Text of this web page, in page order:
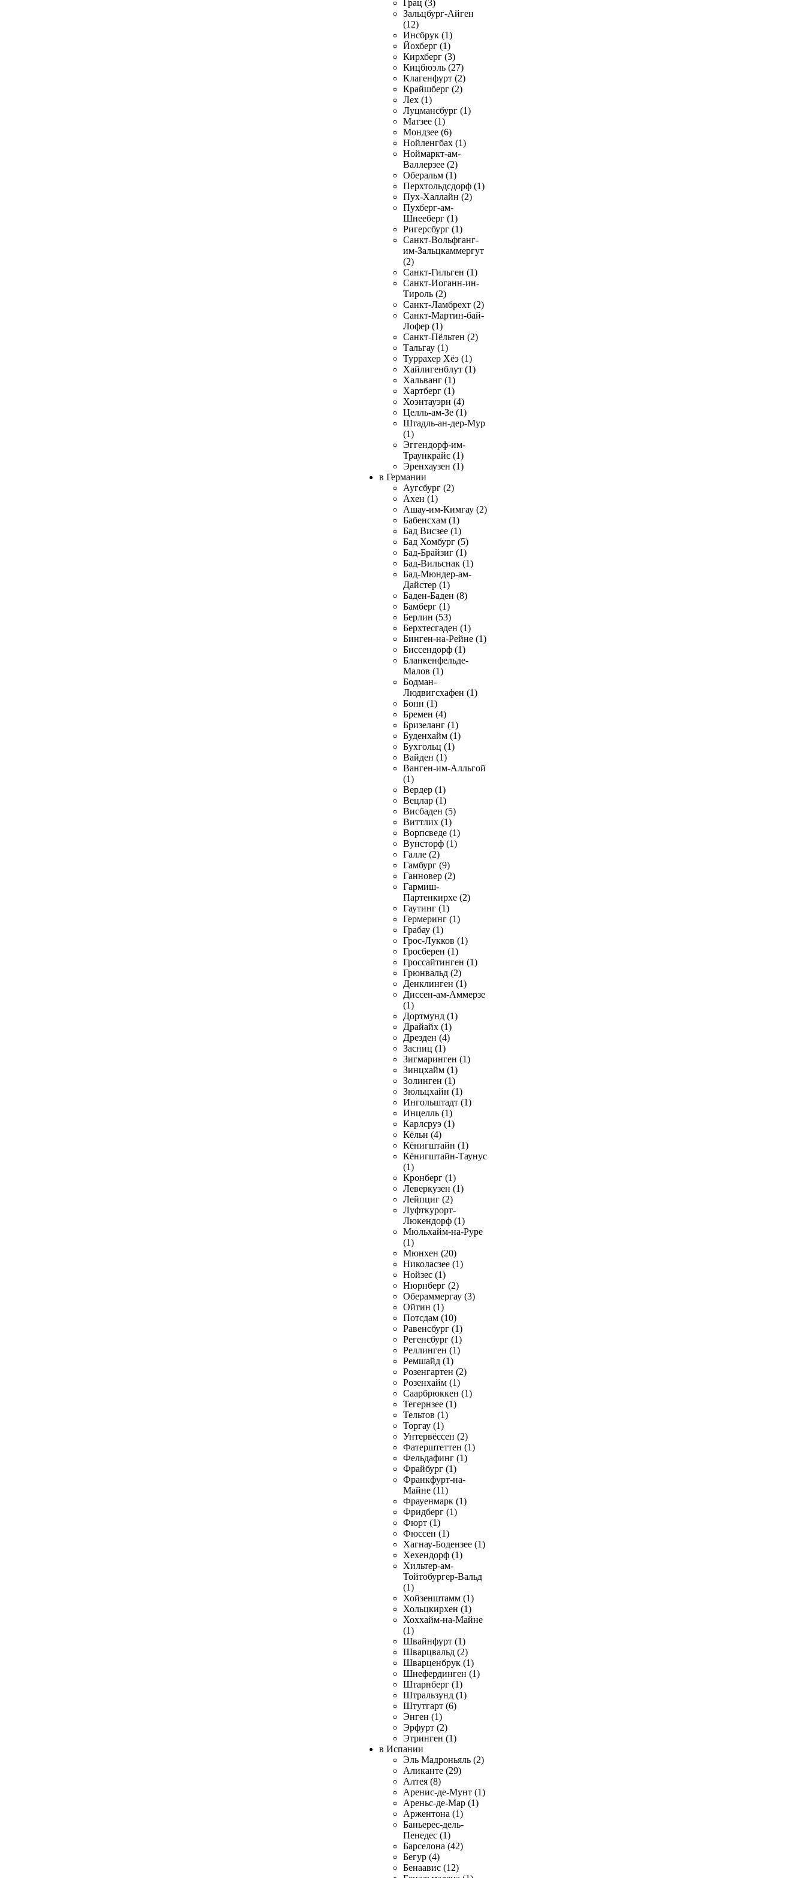
Грац (3)
Зальцбург-Айген
(12)
Инсбрук (1)
Йохберг (1)
Кирхберг (3)
Кицбюэль (27)
Клагенфурт (2)
Крайшберг (2)
Лех (1)
Луцмансбург (1)
Матзее (1)
Мондзее (6)
Нойленгбах (1)
Ноймаркт-ам-
Валлерзее (2)
Оберальм (1)
Перхтольдсдорф (1)
Пух-Халлайн (2)
Пухберг-ам-
Шнееберг (1)
Ригерсбург (1)
Санкт-Вольфганг-
им-Зальцкаммергут
(2)
Санкт-Гильген (1)
Санкт-Иоганн-ин-
Тироль (2)
Санкт-Ламбрехт (2)
Санкт-Мартин-бай-
Лофер (1)
Санкт-Пёльтен (2)
Тальгау (1)
Туррахер Хёэ (1)
Хайлигенблут (1)
Хальванг (1)
Хартберг (1)
Хоэнтауэрн (4)
Целль-ам-Зе (1)
Штадль-ан-дер-Мур
(1)
Эггендорф-им-
Траункрайс (1)
Эренхаузен (1)
в Германии
Аугсбург (2)
Ахен (1)
Ашау-им-Кимгау (2)
Бабенсхам (1)
Бад Висзее (1)
Бад Хомбург (5)
Бад-Брайзиг (1)
Бад-Вильснак (1)
Бад-Мюндер-ам-
Дайстер (1)
Баден-Баден (8)
Бамберг (1)
Берлин (53)
Берхтесгаден (1)
Бинген-на-Рейне (1)
Биссендорф (1)
Бланкенфельде-
Малов (1)
Бодман-
Людвигсхафен (1)
Бонн (1)
Бремен (4)
Бризеланг (1)
Буденхайм (1)
Бухгольц (1)
Вайден (1)
Ванген-им-Алльгой
(1)
Вердер (1)
Вецлар (1)
Висбаден (5)
Виттлих (1)
Ворпсведе (1)
Вунсторф (1)
Галле (2)
Гамбург (9)
Ганновер (2)
Гармиш-
Партенкирхе (2)
Гаутинг (1)
Гермеринг (1)
Грабау (1)
Грос-Лукков (1)
Гросберен (1)
Гроссайтинген (1)
Грюнвальд (2)
Денклинген (1)
Диссен-ам-Аммерзе
(1)
Дортмунд (1)
Драйайх (1)
Дрезден (4)
Засниц (1)
Зигмаринген (1)
Зинцхайм (1)
Золинген (1)
Зюльцхайн (1)
Ингольштадт (1)
Инцелль (1)
Карлсруэ (1)
Кёльн (4)
Кёнигштайн (1)
Кёнигштайн-Таунус
(1)
Кронберг (1)
Леверкузен (1)
Лейпциг (2)
Луфткурорт-
Люкендорф (1)
Мюльхайм-на-Руре
(1)
Мюнхен (20)
Николасзее (1)
Нойзес (1)
Нюрнберг (2)
Обераммергау (3)
Ойтин (1)
Потсдам (10)
Равенсбург (1)
Регенсбург (1)
Реллинген (1)
Ремшайд (1)
Розенгартен (2)
Розенхайм (1)
Саарбрюккен (1)
Тегернзее (1)
Тельтов (1)
Торгау (1)
Унтервёссен (2)
Фатерштеттен (1)
Фельдафинг (1)
Фрайбург (1)
Франкфурт-на-
Майне (11)
Фрауенмарк (1)
Фридберг (1)
Фюрт (1)
Фюссен (1)
Хагнау-Бодензее (1)
Хехендорф (1)
Хильтер-ам-
Тойтобургер-Вальд
(1)
Хойзенштамм (1)
Хольцкирхен (1)
Хоххайм-на-Майне
(1)
Швайнфурт (1)
Шварцвальд (2)
Шварценбрук (1)
Шнефердинген (1)
Штарнберг (1)
Штральзунд (1)
Штутгарт (6)
Энген (1)
Эрфурт (2)
Этринген (1)
в Испании
Эль Мадроньяль (2)
Аликанте (29)
Алтея (8)
Аренис-де-Мунт (1)
Ареньс-де-Мар (1)
Аржентона (1)
Баньерес-дель-
Пенедес (1)
Барселона (42)
Бегур (4)
Бенаавис (12)